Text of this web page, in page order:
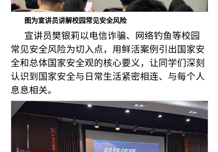
图为宣讲员讲解校园常见安全风险
宣讲员樊银莉以电信诈骗、网络钓鱼等校园
常见安全风险为切入点，用鲜活案例引出国家安
全和总体国家安全观的核心要义，让同学们深刻
认识到国家安全与日常生活紧密相连、与每个人
息息相关。